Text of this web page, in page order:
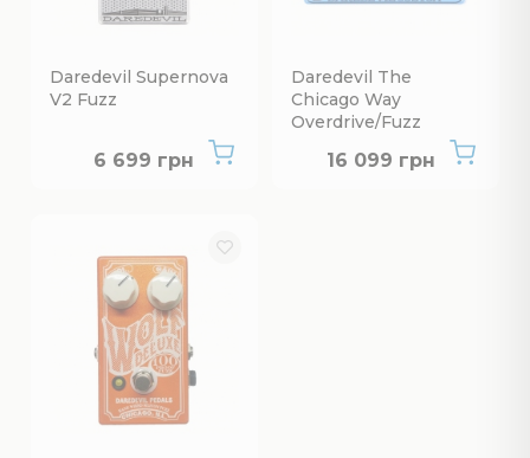
Daredevil Supernova
V2 Fuzz
6 699 грн
Немає в наявності
Daredevil The
Chicago Way
Overdrive/Fuzz
16 099 грн
Немає в